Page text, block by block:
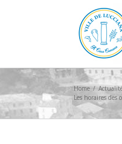
Home /
Les horaires des